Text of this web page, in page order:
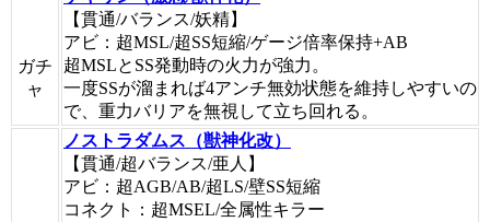
ガチ
ャ
【貫通/バランス/妖精】
アビ：超MSL/超SS短縮/ゲージ倍率保持+AB
超MSLとSS発動時の火力が強力。
一度SSが溜まれば4アンチ無効状態を維持しやすいの
で、重力バリアを無視して立ち回れる。
ノストラダムス（獣神化改）
【貫通/超バランス/亜人】
アビ：超AGB/AB/超LS/壁SS短縮
コネクト：超MSEL/全属性キラー